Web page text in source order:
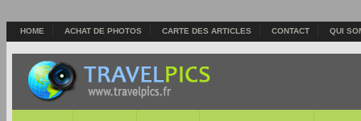
HOME ACHAT DE PHOTOS CARTE DES ARTICLES CONTACT QUI